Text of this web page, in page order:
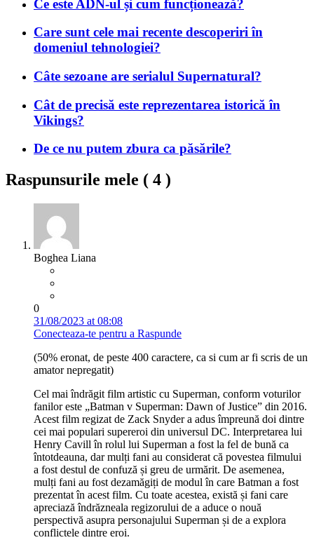
Ce este ADN-ul și cum funcționează?
Care sunt cele mai recente descoperiri în
domeniul tehnologiei?
Câte sezoane are serialul Supernatural?
Cât de precisă este reprezentarea istorică în
Vikings?
De ce nu putem zbura ca păsările?
Raspunsurile mele ( 4 )
Boghea Liana
0
31/08/2023 at 08:08
Conecteaza-te pentru a Raspunde
(50% eronat, de peste 400 caractere, ca si cum ar fi scris de un
amator nepregatit)
Cel mai îndrăgit film artistic cu Superman, conform voturilor
fanilor este „Batman v Superman: Dawn of Justice” din 2016.
Acest film regizat de Zack Snyder a adus împreună doi dintre
cei mai populari supereroi din universul DC. Interpretarea lui
Henry Cavill în rolul lui Superman a fost la fel de bună ca
întotdeauna, dar mulți fani au considerat că povestea filmului
a fost destul de confuză și greu de urmărit. De asemenea,
mulți fani au fost dezamăgiți de modul în care Batman a fost
prezentat în acest film. Cu toate acestea, există și fani care
apreciază îndrăzneala regizorului de a aduce o nouă
perspectivă asupra personajului Superman și de a explora
conflictele dintre eroi.